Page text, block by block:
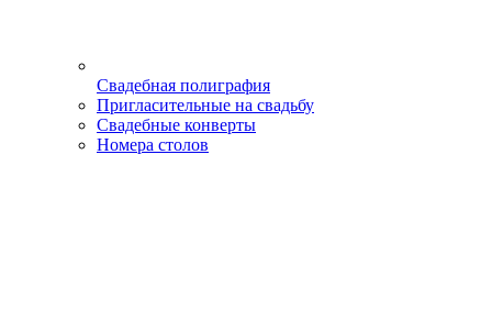
Свадебная полиграфия
Пригласительные на свадьбу
Свадебные конверты
Номера столов